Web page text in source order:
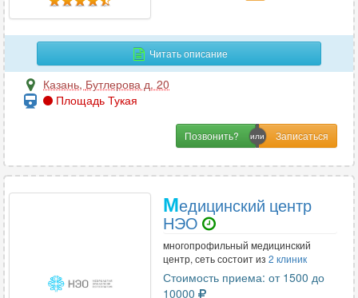
Читать описание
Казань, Бутлерова д. 20
Площадь Тукая
Позвонить?
Медицинский центр
НЭО
многопрофильный медицинский
центр, сеть состоит из 2 клиник
Стоимость приема: от 1500 до
10000